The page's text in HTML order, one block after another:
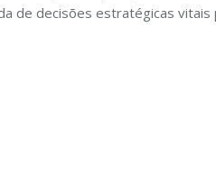
de decisões estratégicas vitais